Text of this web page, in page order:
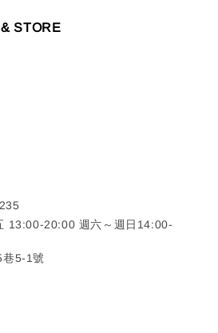
STORE
13:00-20:00 週六～週日14:00-
巷5-1號